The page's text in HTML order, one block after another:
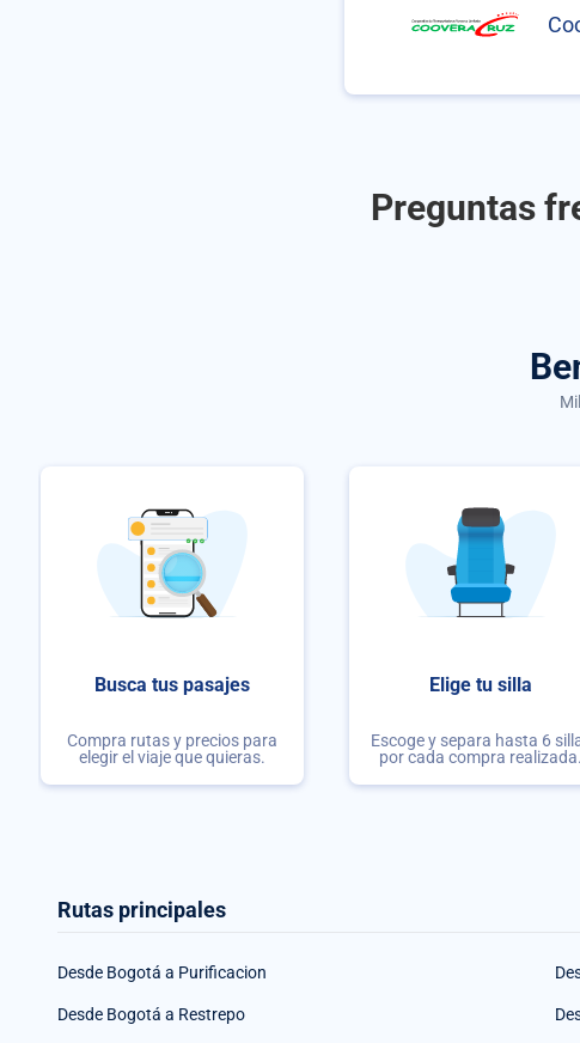
Preguntas
Busca tus pasajes
Compra rutas y precios para
elegir el viaje que quieras.
Elige tu silla
Escoge y separa hasta 6
por cada compra realizada.
Rutas principales
Desde Bogotá a Purificacion
Desde Bogotá a Restrepo